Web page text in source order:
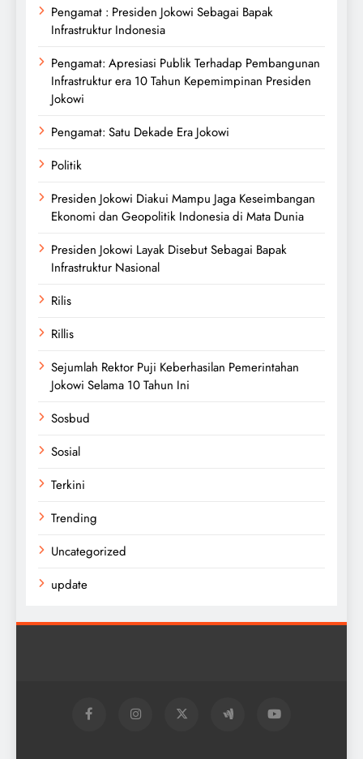
Pengamat : Presiden Jokowi Sebagai Bapak
Infrastruktur Indonesia
Pengamat: Apresiasi Publik Terhadap Pembangunan
Infrastruktur era 10 Tahun Kepemimpinan Presiden
Jokowi
Pengamat: Satu Dekade Era Jokowi
Politik
Presiden Jokowi Diakui Mampu Jaga Keseimbangan
Ekonomi dan Geopolitik Indonesia di Mata Dunia
Presiden Jokowi Layak Disebut Sebagai Bapak
Infrastruktur Nasional
Rilis
Rillis
Sejumlah Rektor Puji Keberhasilan Pemerintahan
Jokowi Selama 10 Tahun Ini
Sosbud
Sosial
Terkini
Trending
Uncategorized
update